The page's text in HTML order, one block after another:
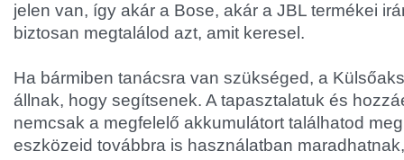
jelen van, így akár a Bose, akár a JBL termékei
biztosan megtalálod azt, amit keresel.
Ha bármiben tanácsra van szükséged, a
állnak, hogy segítsenek. A tapasztalatuk és
nemcsak a megfelelő akkumulátort találhatod
eszközeid továbbra is használatban